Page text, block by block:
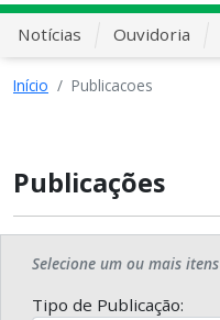
Notícias Ouvidoria
Início Publicacoes
Publicações
Selecione um ou mais
Tipo de Publicação: